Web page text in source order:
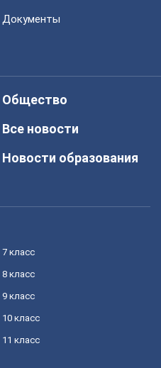
Документы
Общество
Все новости
Новости образования
7 класс
8 класс
9 класс
10 класс
11 класс